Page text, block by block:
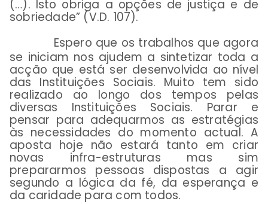
(…). Isto obriga a opções de justiça e de
sobriedade” (V.D. 107).
Espero que os trabalhos que agora
se iniciam nos ajudem a sintetizar toda a
acção que está ser desenvolvida ao nível
das Instituições Sociais. Muito tem sido
realizado ao longo dos tempos pelas
diversas Instituições Sociais. Parar e
pensar para adequarmos as estratégias
às necessidades do momento actual. A
aposta hoje não estará tanto em criar
novas infra-estruturas mas sim
prepararmos pessoas dispostas a agir
segundo a lógica da fé, da esperança e
da caridade para com todos.